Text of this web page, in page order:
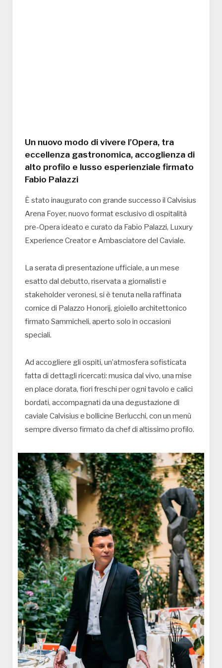
Un nuovo modo di vivere l’Opera, tra
eccellenza gastronomica, accoglienza di
alto profilo e lusso esperienziale firmato
Fabio Palazzi
È stato inaugurato con grande successo il Calvisius
Arena Foyer, nuovo format esclusivo di ospitalità
pre-Opera ideato e curato da Fabio Palazzi, Luxury
Experience Creator e Ambasciatore del Caviale.
La serata di presentazione ufficiale, a un mese
esatto dal debutto, riservata a giornalisti e
stakeholder veronesi, si è tenuta nella raffinata
cornice di Palazzo Honorij, gioiello architettonico
firmato Sammicheli, aperto solo in occasioni
speciali.
Ad accogliere gli ospiti, un’atmosfera sofisticata
fatta di dettagli ricercati: musica dal vivo, una mise
en place dorata, fiori freschi per ogni tavolo e calici
bordati, accompagnati da una degustazione di
caviale Calvisius e bollicine Berlucchi, con un menù
sempre diverso firmato da chef di altissimo profilo.